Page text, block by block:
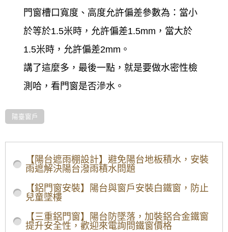
門窗槽口寬度、高度允許偏差參數為：當小
於等於1.5米時，允許偏差1.5mm，當大於
1.5米時，允許偏差2mm。
講了這麼多，最後一點，就是要做水密性檢
測哈，看門窗是否滲水。
/home/5mbyq6l
陽臺窗戶
【陽台遮雨棚設計】避免陽台地板積水，安裝
雨遮解決陽台潑雨積水問題
【鋁門窗安裝】陽台與窗戶安裝白鐵窗，防止
兒童墜樓
【三重鋁門窗】陽台防墜落，加裝鋁合金鐵窗
提升安全性，歡迎來電詢問鐵窗價格